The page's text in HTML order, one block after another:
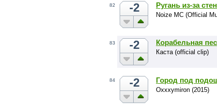
82 -2 Ругань из-за
Noize MC (Official
83 -2 Корабельная
Каста (official clip)
84 -2 Город под
Oxxxymiron (2015)